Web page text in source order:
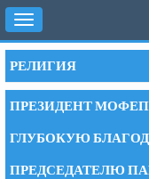
Toggle
navigation
РЕЛИГИЯ
ПРЕЗИДЕНТ
ГЛУБОКУЮ
ПРЕДСЕДАТЕЛЮ